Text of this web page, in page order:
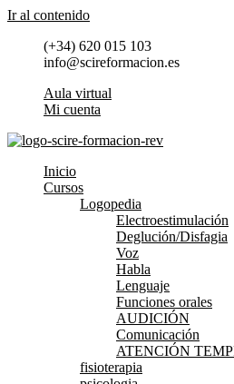
Ir al contenido
(+34) 620 015 103
info@scireformacion.es
Aula virtual
Mi cuenta
Inicio
Cursos
Logopedia
Electroestimulación
Deglución/Disfagia
Voz
Habla
Lenguaje
Funciones orales
AUDICIÓN
Comunicación
ATENCIÓN
fisioterapia